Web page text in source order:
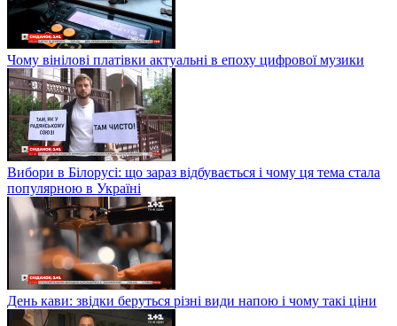
Чому вінілові платівки актуальні в епоху цифрової музики
Вибори в Білорусі: що зараз відбувається і чому ця тема стала
популярною в Україні
День кави: звідки беруться різні види напою і чому такі ціни